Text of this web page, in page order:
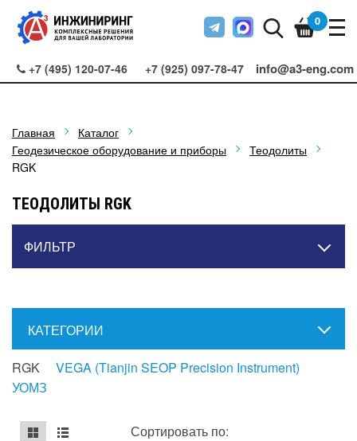
+7 (495) 120-07-46 +7 (925) 097-78-47 info@a3-eng.com
0
Главная
Каталог
Геодезическое оборудование и приборы
Теодолиты
RGK
ТЕОДОЛИТЫ RGK
ФИЛЬТР
КАТЕГОРИИ
RGK
VEGA (Tianjin SEOP Precision Instrument)
УОМЗ
Сортировать по: